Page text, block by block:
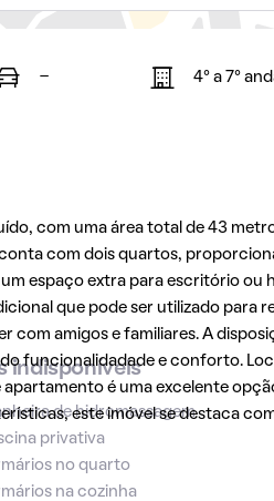
-
4° a 7°
com uma área total de 43
com dois quartos,
espaço extra para escritório ou
que pode ser utilizado para
com amigos e familiares. A
funcionalidadade e conforto.
é uma excelente
este imóvel se destaca
indisponíveis
de hidromassagem
privativa
no quarto
na cozinha